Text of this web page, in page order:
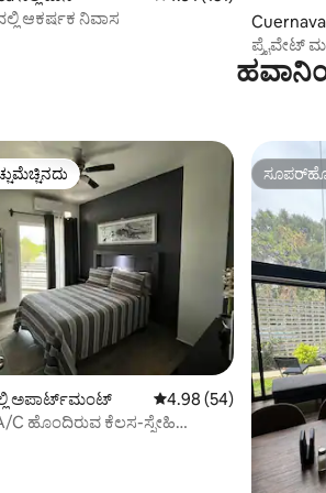
ಆಕರ್ಷಕ ನಿವಾಸ
ಪ್ರೈವೇಟ್
ಏಕ ಮಹಡಿ
ಅಪಾರ್ಟ್‌ಮಂಟ್ 5 ರಲ್ಲಿ 4.98 ಸರಾಸರಿ
4.98 (54)
C ಹೊಂದಿರುವ ಕೆಲಸ-ಸ್ನೇಹಿ